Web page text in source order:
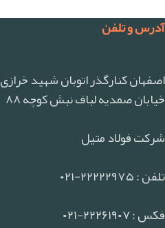
آدرس و تلفن
اصفهان کنارگذر اتوبان شهید
خیابان صمدیه لباف نبش کوچه ۸۸
شرکت فولاد متیل
تلفن : ۲۲۲۲۲۹۷۵-۰۲۱
فکس : ۲۲۲۶۱۹۰۷-۰۲۱